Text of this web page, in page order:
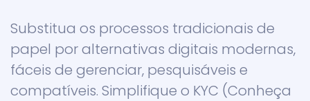
Substitua os processos tradicionais de
papel por alternativas digitais modernas,
fáceis de gerenciar, pesquisáveis e
compatíveis. Simplifique o KYC (Conheça